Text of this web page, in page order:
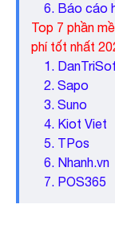
6. Báo cáo
Top 7 phần
phí tốt nhất
1.
2. Sapo
3. Suno
4. Kiot Viet
5. TPos
6. Nhanh.vn
7. POS365